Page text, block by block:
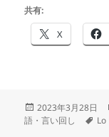
共有:
X
投
稿
2023年3月28日
語・言い回し
タ
Lo